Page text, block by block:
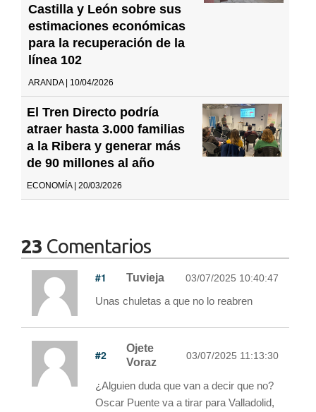
Castilla y León sobre sus
estimaciones económicas
para la recuperación de la
línea 102
ARANDA | 10/04/2026
El Tren Directo podría
atraer hasta 3.000 familias
a la Ribera y generar más
de 90 millones al año
ECONOMÍA | 20/03/2026
23 Comentarios
#1 Tuvieja 03/07/2025 10:40:47
Unas chuletas a que no lo reabren
#2
Ojete
Voraz
03/07/2025 11:13:30
¿Alguien duda que van a decir que no?
Oscar Puente va a tirar para Valladolid,